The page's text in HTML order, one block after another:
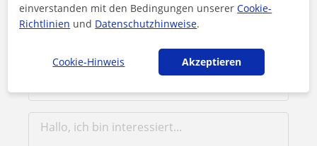
einverstanden mit den Bedingungen unsererCookie-
Richtlinien und Datenschutzhinweise.
Cookie-Hinweis Akzeptieren